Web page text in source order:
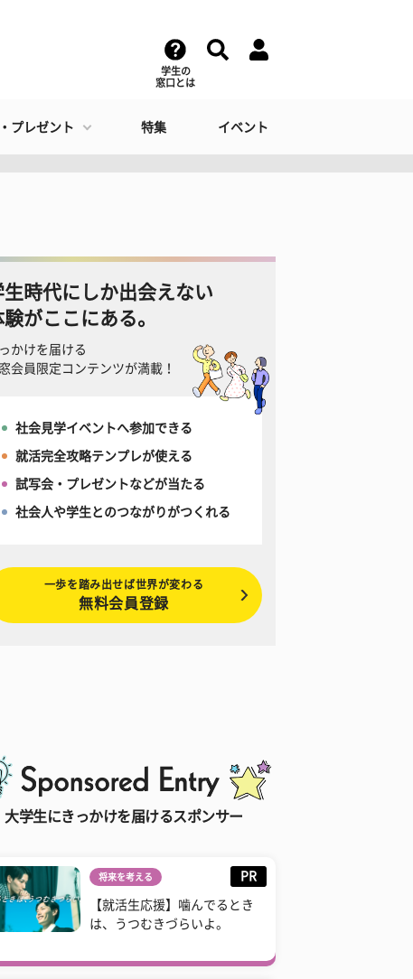
学生の
窓口とは
プレゼント 特集 イベント
生時代にしか出会えない
験がここにある。
かけを届ける
会員限定コンテンツが満載！
社会見学イベントへ参加できる
就活完全攻略テンプレが使える
試写会・プレゼントなどが当たる
社会人や学生とのつながりがつくれる
一歩を踏み出せば世界が変わる
無料会員登録
大学生にきっかけを届けるスポンサー
将来を考える PR
【就活生応援】噛んでるとき
は、うつむきづらいよ。